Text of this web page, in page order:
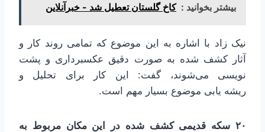
بیشتر بخوانید : کاخ گلستان تعطیل شد - خبرآنلاین
نیک زاد با اشاره به این موضوع که تمامی روند کار و
آثار کشف شده به صورت دقیق عکسبرداری و پشت
نویسی می‌شوند، گفت: این کار برای تحلیل و
ریشه یابی موضوع بسیار مهم است.
۲۰ سکه قدیمی کشف شده در این مکان مربوط به